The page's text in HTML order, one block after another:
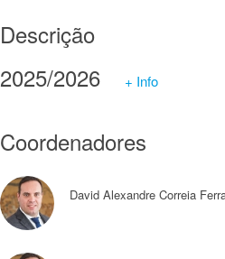
Descrição
2025/2026
+ Info
Coordenadores
David Alexandre Correia